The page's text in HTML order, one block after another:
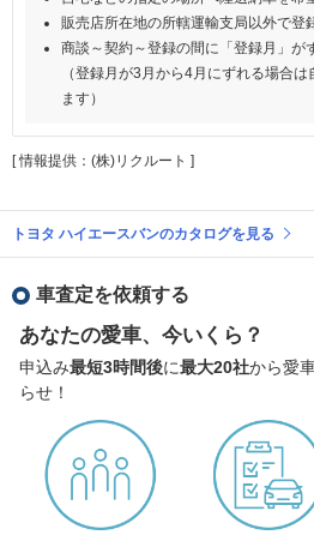
販売店所在地の所轄運輸支局以外で登
商談～契約～登録の間に「登録月」が
（登録月が3月から4月にずれる場合
ます）
[ 情報提供：(株)リクルート ]
トヨタ ハイエースバンのカタログを見る
車査定を依頼する
あなたの愛車、今いくら？
申込み最短3時間後に最大20社から愛
らせ！